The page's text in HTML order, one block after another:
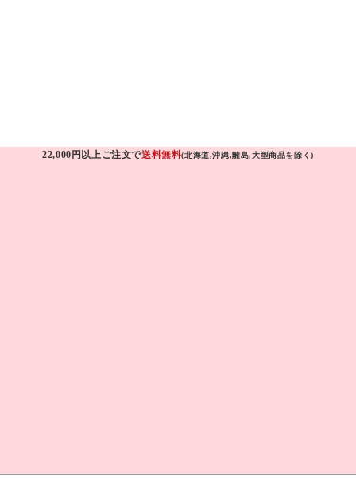
22,000円以上ご注文で送料無料(北海道,沖縄,離島,大型商品を除く)